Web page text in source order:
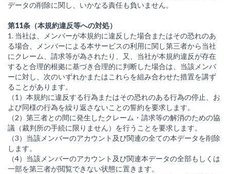
データの削除に関し、いかなる責任も負いません。
第11条（本規約違反等への対処）
1. 当社は、メンバーが本規約に違反した場合またはその恐れのあ
る場合、メンバーによる本サービスの利用に関し第三者から当社
にクレーム、請求等が為されたり、又、当社が本規約違反が存在
すると合理的根拠に基づき合理的に判断した場合は、当該メンバ
ーに対し、次のいずれかまたはこれらを組み合わせた措置を講ず
ることがあります。
（1）本規約に違反する行為またはその恐れのある行為の停止、お
よび同様の行為を繰り返さないことの誓約を要求します。
（2）第三者との間に発生したクレーム・請求等の解消のための協
議（裁判所の手続に限りません）を行うことを要求します。
（3）当該メンバーのアカウント及び関連の全ての本データを削除
します。
（4）当該メンバーのアカウント及び関連本データの全部もしくは
一部を第三者が閲覧できない状態に置きます。